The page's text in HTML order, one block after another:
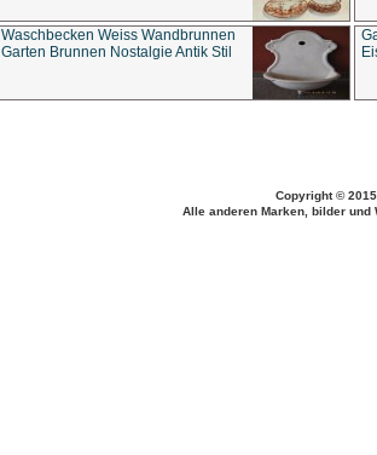
Waschbecken Weiss Wandbrunnen
Garten Brunnen Nostalgie Antik Stil
Copyright ©
Alle anderen Marken, bilder und